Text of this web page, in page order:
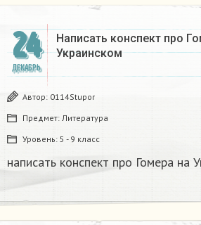
24
ДЕКАБРЬ
Написать конспект про
Украинском​
Автор: 0114Stupor
Предмет: Литература
Уровень: 5 - 9 класс
написать конспект про Гомера на